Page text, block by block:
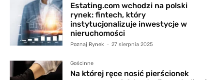
Estating.com wchodzi na polski
rynek: fintech, który
instytucjonalizuje inwestycje w
nieruchomości
Poznaj Rynek - 27 sierpnia 2025
Gościnne
Na której ręce nosić pierścionek